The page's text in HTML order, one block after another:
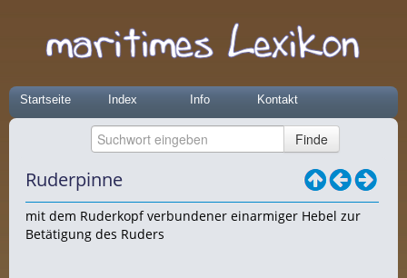
Startseite Index Info Kontakt
Ruderpinne
mit dem Ruderkopf verbundener einarmiger Hebel zur
Betätigung des Ruders